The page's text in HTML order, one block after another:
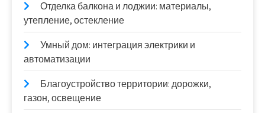
Отделка балкона и лоджии: материалы,
утепление, остекление
Умный дом: интеграция электрики и
автоматизации
Благоустройство территории: дорожки,
газон, освещение